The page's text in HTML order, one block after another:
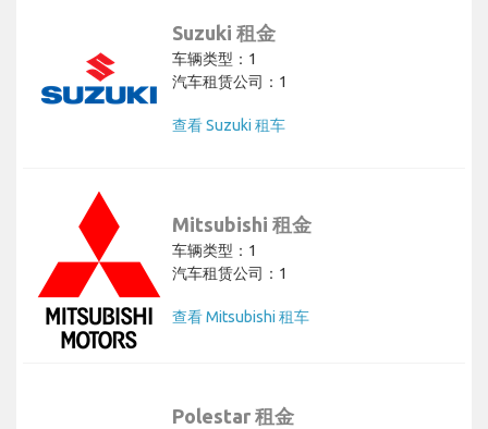
Suzuki 租金
车辆类型：1
汽车租赁公司：1
查看 Suzuki 租车
Mitsubishi 租金
车辆类型：1
汽车租赁公司：1
查看 Mitsubishi 租车
Polestar 租金